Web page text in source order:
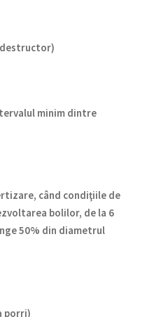
destructor)
minim dintre
când condiţiile de
bolilor, de la 6
50% din diametrul
porri)